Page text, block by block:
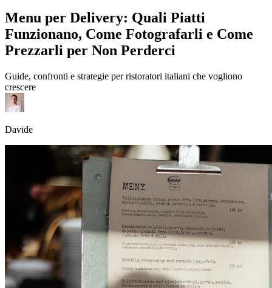
Menu per Delivery: Quali Piatti
Funzionano, Come Fotografarli e Come
Prezzarli per Non Perderci
Guide, confronti e strategie per ristoratori italiani che vogliono
crescere
Davide